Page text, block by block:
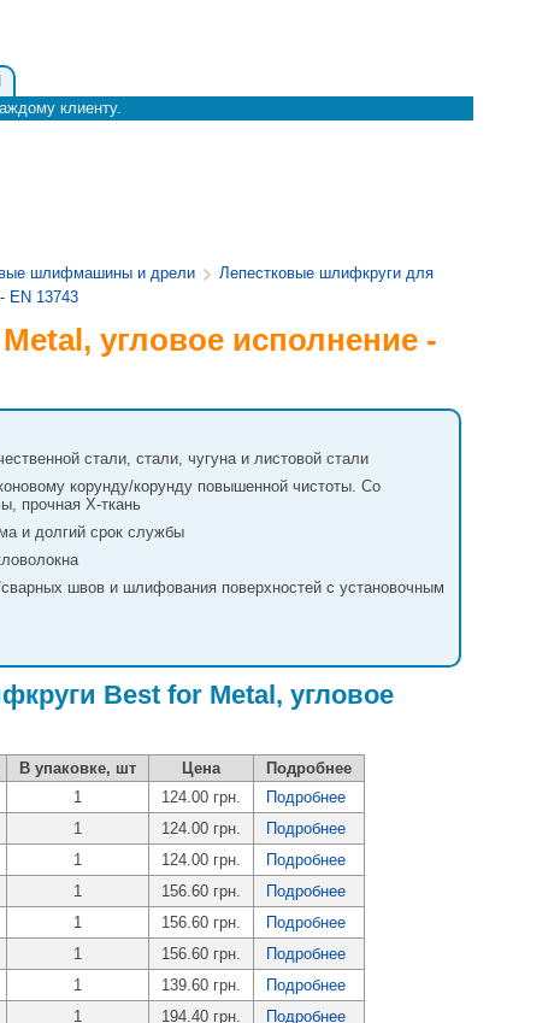
клиенту.
шлифмашины и дрели
Лепестковые шлифкруги для
EN 13743
угловое исполнение -
стали, стали, чугуна и листовой стали
корунду/корунду повышенной чистоты. Со
прочная X-ткань
и долгий срок службы
швов и шлифования поверхностей с установочным
Best for Мetal, угловое
В упаковке, шт Цена
Подробнее
1 124.00 грн.
Подробнее
1 124.00 грн.
Подробнее
1 124.00 грн.
Подробнее
1 156.60 грн.
Подробнее
1 156.60 грн.
Подробнее
1 156.60 грн.
Подробнее
1 139.60 грн.
Подробнее
1 194.40 грн.
Подробнее